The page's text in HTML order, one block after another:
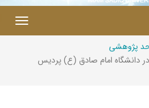
پژوهشی
دانشگاه امام صادق (ع) پردیس